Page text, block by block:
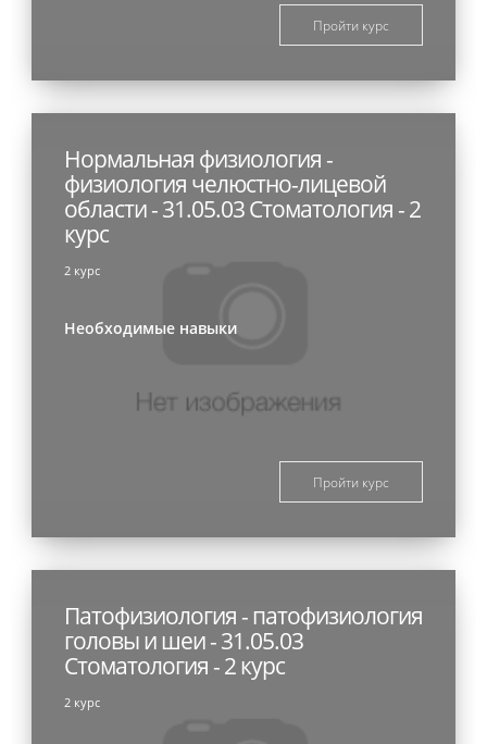
Пройти курс
Нормальная физиология -
физиология челюстно-лицевой
области - 31.05.03 Стоматология - 2
курс
2 курс
Необходимые навыки
Пройти курс
Патофизиология - патофизиология
головы и шеи - 31.05.03
Стоматология - 2 курс
2 курс